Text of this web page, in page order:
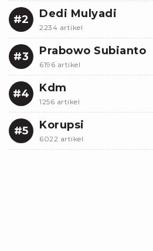
#2 Dedi Mulyadi
2234 artikel
#3 Prabowo Subianto
6196 artikel
#4 Kdm
1256 artikel
#5 Korupsi
6022 artikel